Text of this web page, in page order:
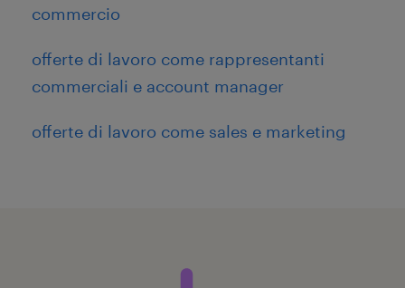
commercio
offerte di lavoro come rappresentanti
commerciali e account manager
offerte di lavoro come sales e marketing